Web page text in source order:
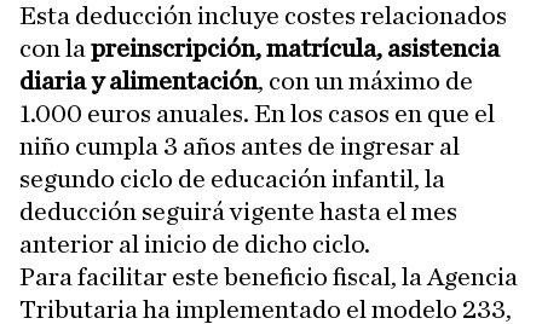
Esta deducción incluye costes relacionados
con la preinscripción, matrícula, asistencia
diaria y alimentación, con un máximo de
1.000 euros anuales. En los casos en que el
niño cumpla 3 años antes de ingresar al
segundo ciclo de educación infantil, la
deducción seguirá vigente hasta el mes
anterior al inicio de dicho ciclo.
Para facilitar este beneficio fiscal, la Agencia
Tributaria ha implementado el modelo 233,